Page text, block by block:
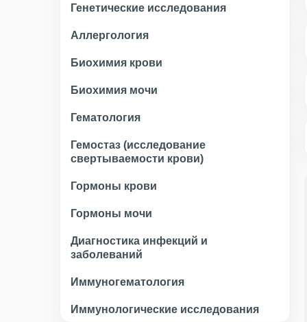
Генетические исследования
Аллергология
Биохимия крови
Биохимия мочи
Гематология
Гемостаз (исследование
свертываемости крови)
Гормоны крови
Гормоны мочи
Диагностика инфекций и
заболеваний
Иммуногематология
Иммунологические исследования